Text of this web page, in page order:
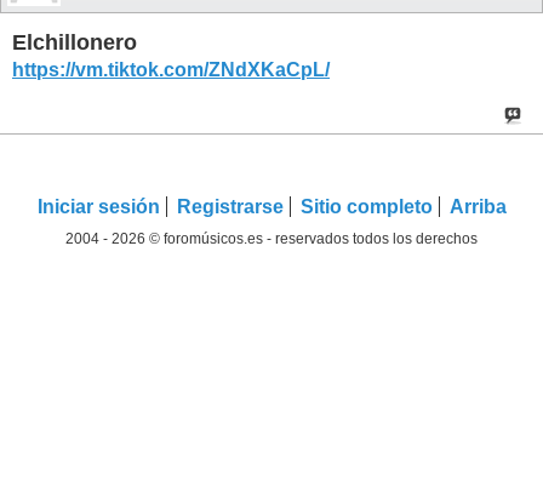
Elchillonero
https://vm.tiktok.com/ZNdXKaCpL/
Iniciar sesión Registrarse Sitio completo Arriba
2004 - 2026 © foromúsicos.es - reservados todos los derechos